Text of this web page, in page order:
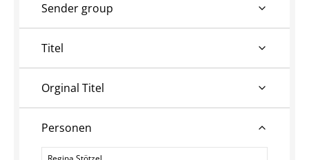
Sender group
Titel
Orginal Titel
Personen
Personen